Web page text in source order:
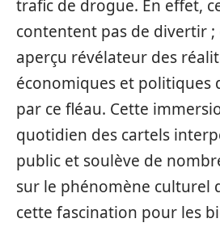
trafic de drogue. En effet,
contentent pas de divertir
aperçu révélateur des
économiques et politiques
par ce fléau. Cette
quotidien des cartels
public et soulève de
sur le phénomène culturel
cette fascination pour les